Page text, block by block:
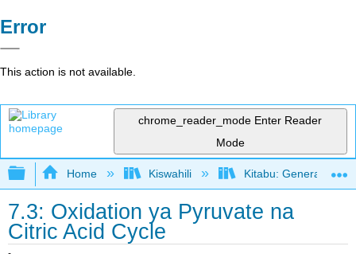
Error
This action is not available.
chrome_reader_mode Enter Reader
Mode
Expand/collapse global hierarchy
Home Kiswahili Kitabu: General
7.3: Oxidation ya Pyruvate na
Citric Acid Cycle